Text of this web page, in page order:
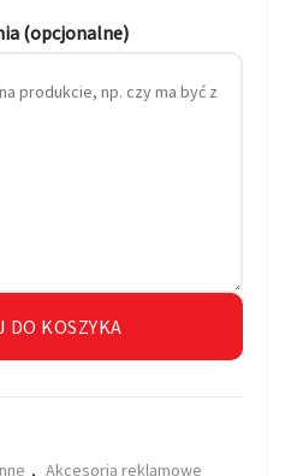
(opcjonalne)
DO KOSZYKA
, Akcesoria reklamowe